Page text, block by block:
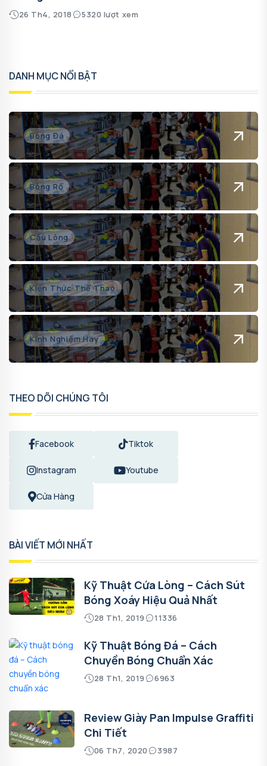
26 Th4, 2018 5320 lượt xem
DANH MỤC NỔI BẬT
Bóng Đá
Bóng Rổ
Cầu Lông
Kiến Thức Thể Thao
Kinh Nghiệm Hay
THEO DÕI CHÚNG TÔI
Facebook Tiktok
Instagram Youtube
Cửa Hàng
BÀI VIẾT MỚI NHẤT
Kỹ Thuật Cứa Lòng – Cách Sút
Bóng Xoáy Hiệu Quả Nhất
28 Th1, 2019 11336
Kỹ Thuật Bóng Đá – Cách
Chuyền Bóng Chuẩn Xác
28 Th1, 2019 6963
Review Giày Pan Impulse Graffiti
Chi Tiết
06 Th7, 2020 3987